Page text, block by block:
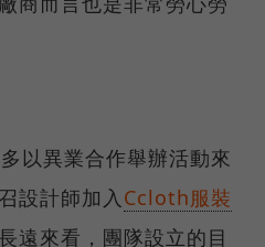
以異業合作舉辦活動來
設計師加入 Ccloth服裝
遠來看，團隊設立的目